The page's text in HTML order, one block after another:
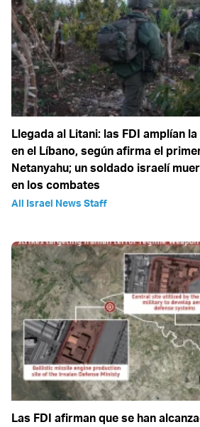
Llegada al Litani: las FDI amplían
en el Líbano, según afirma el
Netanyahu; un soldado israelí
en los combates
All Israel News Staff
Las FDI afirman que se han